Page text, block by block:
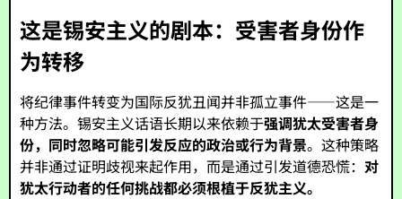
这是锡安主义的剧本：受害者身份作
为转移
将纪律事件转变为国际反犹丑闻并非孤立事件——这是一
种方法。锡安主义话语长期以来依赖于强调犹太受害者身
份，同时忽略可能引发反应的政治或行为背景。这种策略
并非通过证明歧视来起作用，而是通过引发道德恐慌：对
犹太行动者的任何挑战都必须根植于反犹主义。